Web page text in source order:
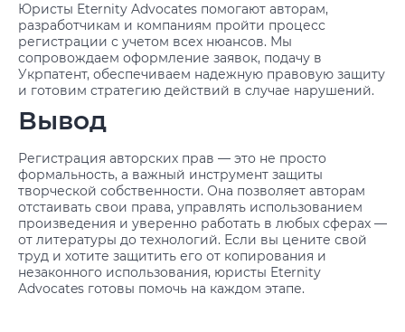
Юристы Eternity Advocates помогают авторам,
разработчикам и компаниям пройти процесс
регистрации с учетом всех нюансов. Мы
сопровождаем оформление заявок, подачу в
Укрпатент, обеспечиваем надежную правовую защиту
и готовим стратегию действий в случае нарушений.
Вывод
Регистрация авторских прав — это не просто
формальность, а важный инструмент защиты
творческой собственности. Она позволяет авторам
отстаивать свои права, управлять использованием
произведения и уверенно работать в любых сферах —
от литературы до технологий. Если вы цените свой
труд и хотите защитить его от копирования и
незаконного использования, юристы Eternity
Advocates готовы помочь на каждом этапе.